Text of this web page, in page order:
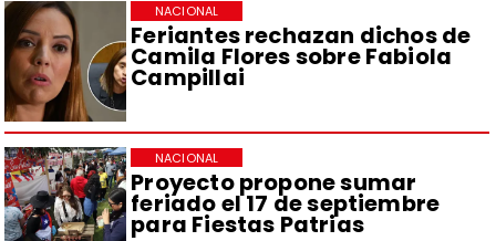
Feriantes rechazan dichos de
Camila Flores sobre Fabiola
Campillai
NACIONAL
Proyecto propone sumar
feriado el 17 de septiembre
para Fiestas Patrias
NACIONAL